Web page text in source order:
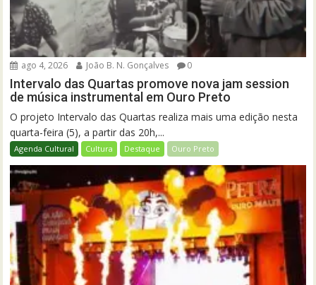
ago 4, 2026 João B. N. Gonçalves 0
Intervalo das Quartas promove nova jam session
de música instrumental em Ouro Preto
O projeto Intervalo das Quartas realiza mais uma edição nesta
quarta-feira (5), a partir das 20h,...
Agenda Cultural Cultura Destaque Ouro Preto